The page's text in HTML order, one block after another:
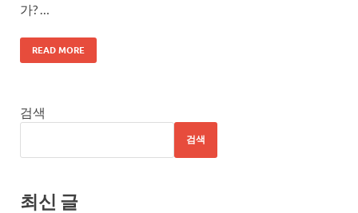
가? …
READ MORE
검색
검색
최신 글